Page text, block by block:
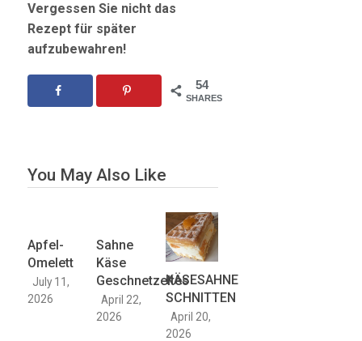
Vergessen Sie nicht das
Rezept für später
aufzubewahren!
54
SHARES
You May Also Like
Apfel-
Omelett
July 11,
2026
Sahne
Käse
Geschnetzeltes
April 22,
2026
KÄSESAHNE
SCHNITTEN
April 20,
2026